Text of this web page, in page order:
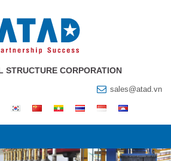
STRUCTURE CORPORATION
sales@atad.vn